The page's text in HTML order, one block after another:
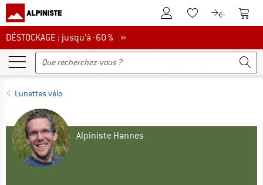
Vers le compte client
Vers la liste
Vers le
DÉSTOCKAGE : jusqu'à -60 %
DÉSTOCKAGE : jusqu'à -60 % »
Lunettes vélo
Alpiniste Hannes